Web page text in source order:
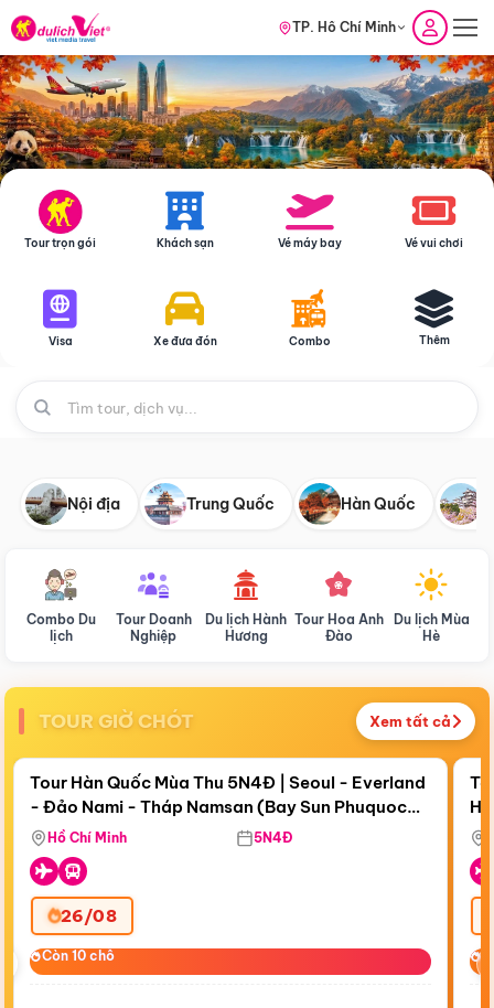
TP. Hồ Chí Minh
Tour trọn gói Khách sạn Vé máy bay Vé vui chơi
Visa Xe đưa đón Combo Thêm
Nội địa Trung Quốc Hàn Quốc
Combo Du
lịch
Tour Doanh
Nghiệp
Du lịch Hành
Hương
Tour Hoa Anh
Đào
Du lịch Mùa
Hè
TOUR GIỜ CHÓT Xem tất cả
Còn19 ngày 10:43:26
Điểm nổi bật
Tour Hàn Quốc Mùa Thu 5N4Đ | Seoul - Everland
- Đảo Nami - Tháp Namsan (Bay Sun Phuquoc
Airways)
Hồ Chí Minh 5N4Đ
26/08
Còn 10 chỗ
Còn 10 chỗ